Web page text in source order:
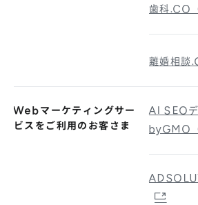
歯科.CO
離婚相談
Webマーケティングサー
ビスをご利用のお客さま
AI SEO
byGMO